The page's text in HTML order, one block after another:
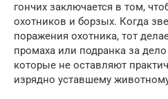
гончих заключается в том,
охотников и борзых. Когда
поражения охотника, тот
промаха или подранка за
которые не оставляют
изрядно уставшему